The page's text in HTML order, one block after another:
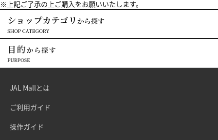
※上記ご了承の上ご購入をお願いいたします。
JAL Mallとは
ご利用ガイド
操作ガイド